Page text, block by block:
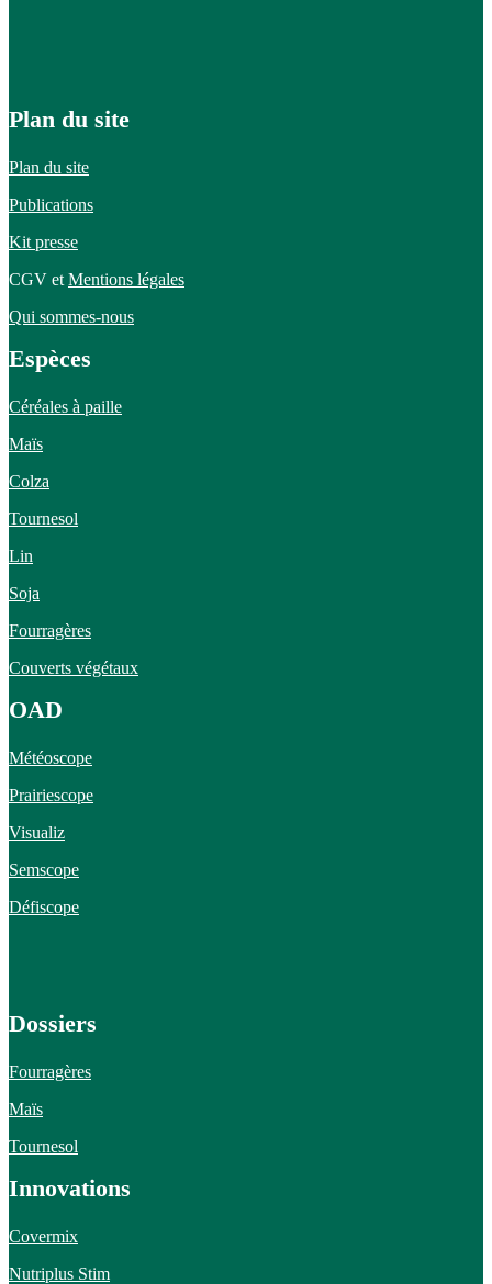
Plan du site
Plan du site
Publications
Kit presse
CGV et Mentions légales
Qui sommes-nous
Espèces
Céréales à paille
Maïs
Colza
Tournesol
Lin
Soja
Fourragères
Couverts végétaux
OAD
Météoscope
Prairiescope
Visualiz
Semscope
Défiscope
Dossiers
Fourragères
Maïs
Tournesol
Innovations
Covermix
Nutriplus Stim